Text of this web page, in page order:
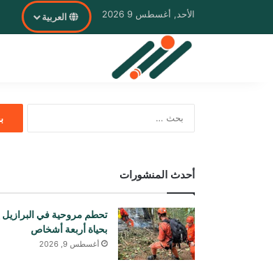
الأحد, أغسطس 9 2026 العربية
أحدث المنشورات
تحطم مروحية في البرازيل
بحياة أربعة أشخاص
أغسطس 9, 2026